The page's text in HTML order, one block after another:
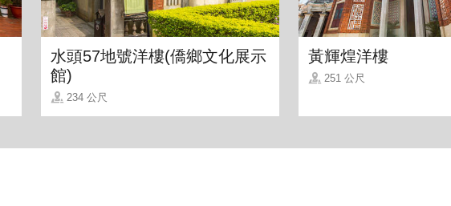
水頭57地號洋樓(僑鄉文化展示
館)
234 公尺
黃輝煌洋樓
251 公尺